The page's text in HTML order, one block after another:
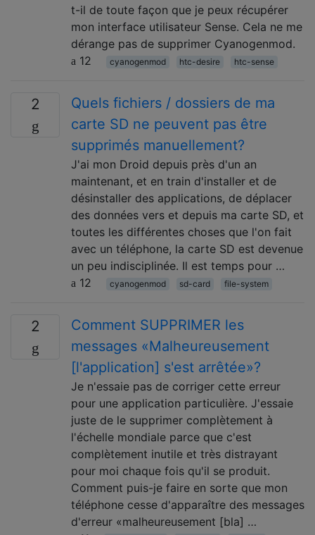
t-il de toute façon que je peux récupérer
mon interface utilisateur Sense. Cela ne me
dérange pas de supprimer Cyanogenmod.
12
cyanogenmod htc-desire htc-sense
2
Quels fichiers / dossiers de ma
carte SD ne peuvent pas être
supprimés manuellement?
J'ai mon Droid depuis près d'un an
maintenant, et en train d'installer et de
désinstaller des applications, de déplacer
des données vers et depuis ma carte SD, et
toutes les différentes choses que l'on fait
avec un téléphone, la carte SD est devenue
un peu indisciplinée. Il est temps pour …
12
cyanogenmod sd-card file-system
2
Comment SUPPRIMER les
messages «Malheureusement
[l'application] s'est arrêtée»?
Je n'essaie pas de corriger cette erreur
pour une application particulière. J'essaie
juste de le supprimer complètement à
l'échelle mondiale parce que c'est
complètement inutile et très distrayant
pour moi chaque fois qu'il se produit.
Comment puis-je faire en sorte que mon
téléphone cesse d'apparaître des messages
d'erreur «malheureusement [bla] …